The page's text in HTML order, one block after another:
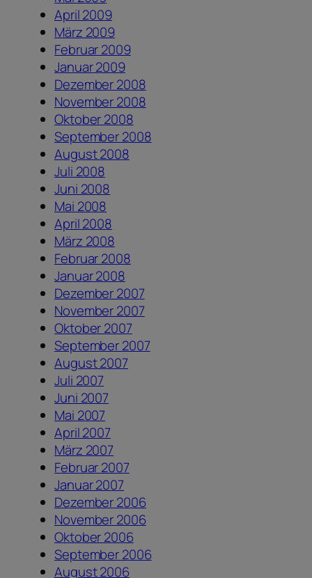
April 2009
März 2009
Februar 2009
Januar 2009
Dezember 2008
November 2008
Oktober 2008
September 2008
August 2008
Juli 2008
Juni 2008
Mai 2008
April 2008
März 2008
Februar 2008
Januar 2008
Dezember 2007
November 2007
Oktober 2007
September 2007
August 2007
Juli 2007
Juni 2007
Mai 2007
April 2007
März 2007
Februar 2007
Januar 2007
Dezember 2006
November 2006
Oktober 2006
September 2006
August 2006